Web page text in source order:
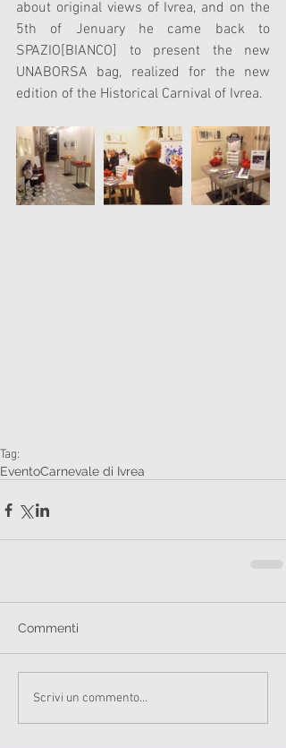
about original views of Ivrea, and on the
5th of Jenuary he came back to
SPAZIO[BIANCO] to present the new
UNABORSA bag, realized for the new
edition of the Historical Carnival of Ivrea.
Tag:
EventoCarnevale di Ivrea
Commenti
Scrivi un commento...